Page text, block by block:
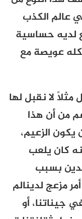
عالم الكذب
لديه حساسية
عويصة مع
لا نقبل لها
من أن هذا
يكون الزعيم،
كان يلعب
بسبب
مزعج لدينالم
جيناتنا، أو